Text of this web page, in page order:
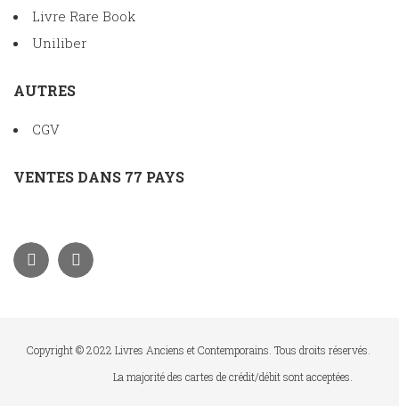
Livre Rare Book
Uniliber
AUTRES
CGV
VENTES DANS 77 PAYS
Copyright © 2022 Livres Anciens et Contemporains. Tous droits réservés.
La majorité des cartes de crédit/débit sont acceptées.